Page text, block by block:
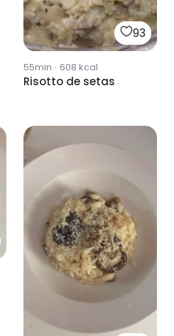
93
55min · 608 kcal
Risotto de setas